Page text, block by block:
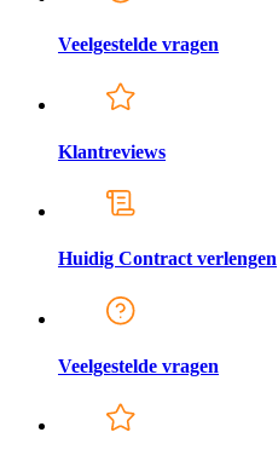
Veelgestelde vragen
Klantreviews
Huidig Contract verlengen
Veelgestelde vragen